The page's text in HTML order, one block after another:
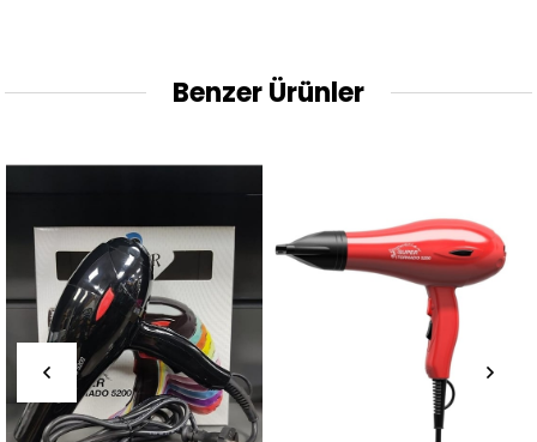
Benzer Ürünler